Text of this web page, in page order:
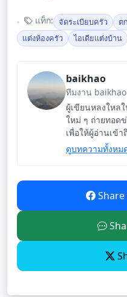
แท็ก: จัดระเบียบครัว ต
แต่งห้องครัว
ไอเดียแต่งบ้าน
baikhao
ทีมงาน baikhao
ผู้เขียนหลงใหล
ใหม่ ๆ ถ่ายทอด
เพื่อให้ผู้อ่านเข้
ดูบทความทั้งหม